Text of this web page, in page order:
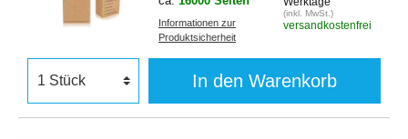
Informationen zur
Produktsicherheit
(inkl. MwSt.)
versandkostenfrei
In den Warenkorb